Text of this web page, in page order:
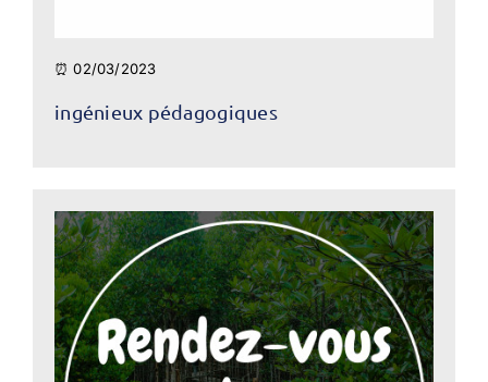
⏰ 02/03/2023
ingénieux pédagogiques